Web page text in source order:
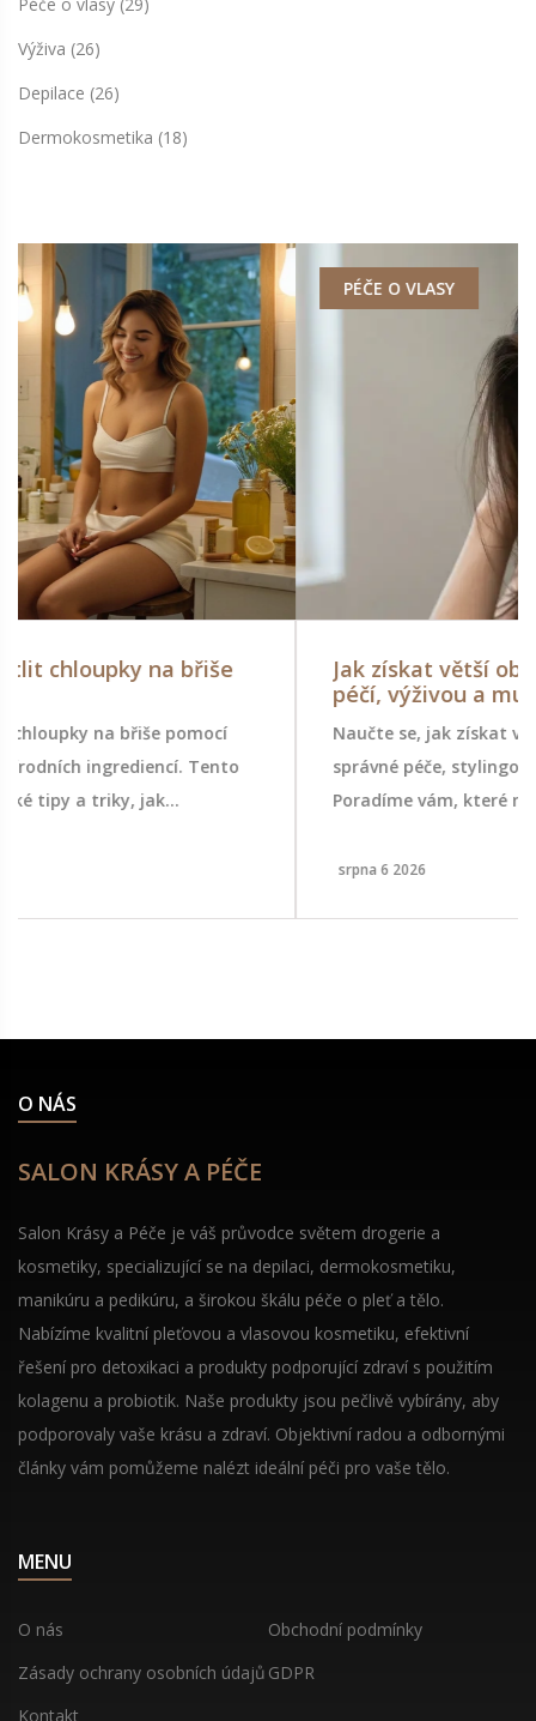
Výživa (26)
Depilace (26)
Dermokosmetika (18)
PÉČE O VLASY
Jak získat větší objem vlasů: Průvodce
péčí, výživou a multivitamíny
Naučte se, jak získat větší objem vlasů pomocí
správné péče, stylingových technik a cílené výživy.
Poradíme vám, které multivitamíny skutečně
O NÁS
SALON KRÁSY A PÉČE
Salon Krásy a Péče je váš průvodce světem drogerie a
kosmetiky, specializující se na depilaci, dermokosmetiku,
manikúru a pedikúru, a širokou škálu péče o pleť a tělo.
Nabízíme kvalitní pleťovou a vlasovou kosmetiku, efektivní
řešení pro detoxikaci a produkty podporující zdraví s použitím
kolagenu a probiotik. Naše produkty jsou pečlivě vybírány, aby
podporovaly vaše krásu a zdraví. Objektivní radou a odbornými
články vám pomůžeme nalézt ideální péči pro vaše tělo.
MENU
O nás
Obchodní podmínky
Zásady ochrany osobních údajů GDPR
Kontakt